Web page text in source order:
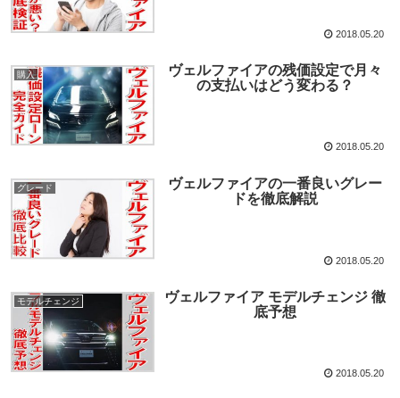
2018.05.20
購入
ヴェルファイアの残価設定で月々
の支払いはどう変わる？
2018.05.20
グレード
ヴェルファイアの一番良いグレー
ドを徹底解説
2018.05.20
モデルチェンジ
ヴェルファイア モデルチェンジ 徹
底予想
2018.05.20